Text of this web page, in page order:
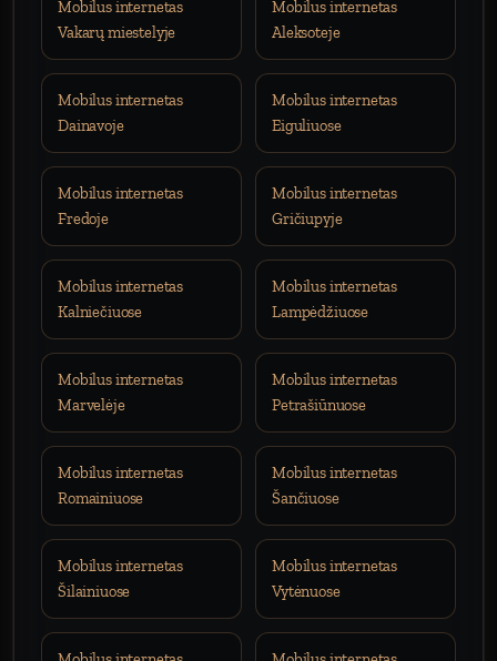
Mobilus internetas
Vakarų miestelyje
Mobilus internetas
Aleksoteje
Mobilus internetas
Dainavoje
Mobilus internetas
Eiguliuose
Mobilus internetas
Fredoje
Mobilus internetas
Gričiupyje
Mobilus internetas
Kalniečiuose
Mobilus internetas
Lampėdžiuose
Mobilus internetas
Marvelėje
Mobilus internetas
Petrašiūnuose
Mobilus internetas
Romainiuose
Mobilus internetas
Šančiuose
Mobilus internetas
Šilainiuose
Mobilus internetas
Vytėnuose